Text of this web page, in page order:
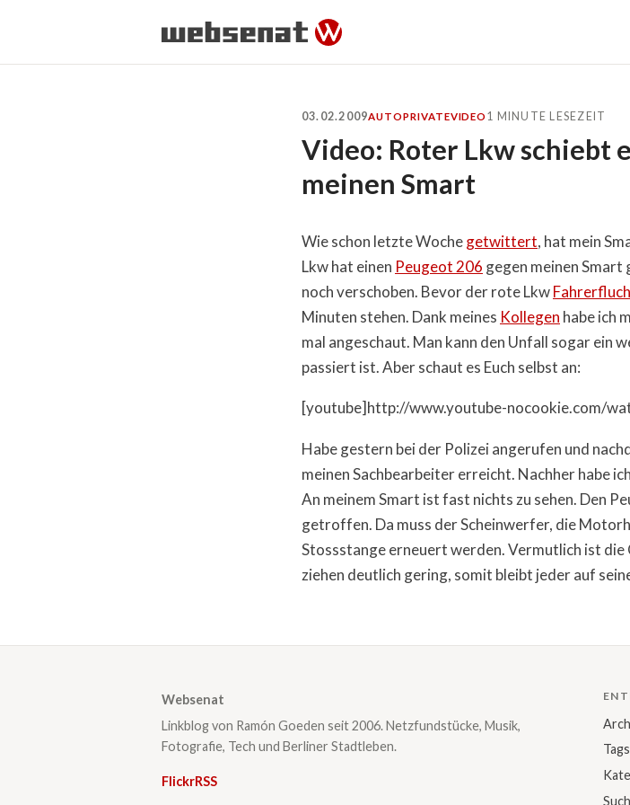
03.02.2009AUTOPRIVATEVIDEO 1 MINUTE LESEZEIT
Video: Roter Lkw schiebt
meinen Smart
Wie schon letzte Wochegetwittert, hat mein
Lkw hat einen Peugeot 206 gegen meinen Smart
noch verschoben. Bevor der rote Lkw
Minuten stehen. Dank meines Kollegen habe ich
mal angeschaut. Man kann den Unfall sogar ein
passiert ist. Aber schaut es Euch selbst an:
[youtube]http://www.youtube-nocookie.com/
Habe gestern bei der Polizei angerufen und
meinen Sachbearbeiter erreicht. Nachher habe
An meinem Smart ist fast nichts zu sehen. Den
getroffen. Da muss der Scheinwerfer, die
Stossstange erneuert werden. Vermutlich ist die
ziehen deutlich gering, somit bleibt jeder auf
Websenat
Linkblog von Ramón Goeden seit 2006. Netzfundstücke, Musik,
Fotografie, Tech und Berliner Stadtleben.
FlickrRSS
Tags